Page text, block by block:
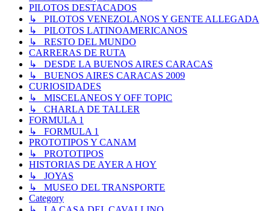
PILOTOS DESTACADOS
↳ PILOTOS VENEZOLANOS Y GENTE ALLEGADA
↳ PILOTOS LATINOAMERICANOS
↳ RESTO DEL MUNDO
CARRERAS DE RUTA
↳ DESDE LA BUENOS AIRES CARACAS
↳ BUENOS AIRES CARACAS 2009
CURIOSIDADES
↳ MISCELANEOS Y OFF TOPIC
↳ CHARLA DE TALLER
FORMULA 1
↳ FORMULA 1
PROTOTIPOS Y CANAM
↳ PROTOTIPOS
HISTORIAS DE AYER A HOY
↳ JOYAS
↳ MUSEO DEL TRANSPORTE
Category